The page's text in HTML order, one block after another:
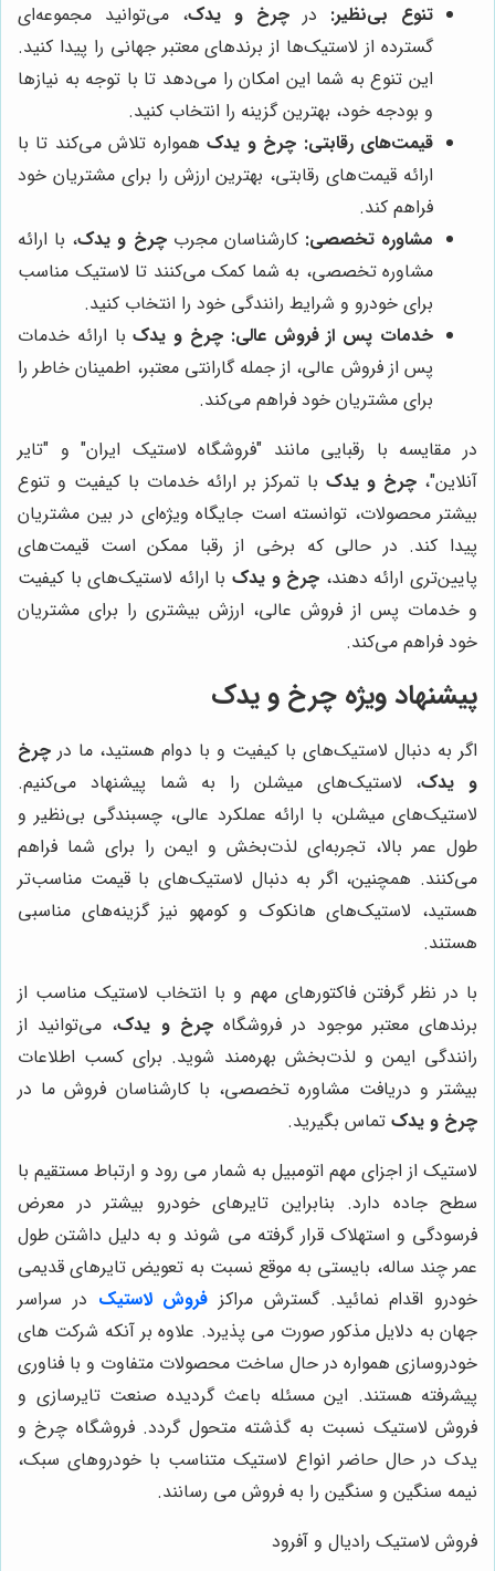
تنوع بی‌نظیر: در چرخ و یدک، می‌توانید مجموعه‌ای
گسترده از لاستیک‌ها از برندهای معتبر جهانی را پیدا کنید.
این تنوع به شما این امکان را می‌دهد تا با توجه به نیازها
و بودجه خود، بهترین گزینه را انتخاب کنید.
قیمت‌های رقابتی: چرخ و یدکهمواره تلاش می‌کند تا با
ارائه قیمت‌های رقابتی، بهترین ارزش را برای مشتریان خود
فراهم کند.
مشاوره تخصصی: کارشناسان مجربچرخ و یدک، با ارائه
مشاوره تخصصی، به شما کمک می‌کنند تا لاستیک مناسب
برای خودرو و شرایط رانندگی خود را انتخاب کنید.
خدمات پس از فروش عالی: چرخ و یدکبا ارائه خدمات
پس از فروش عالی، از جمله گارانتی معتبر، اطمینان خاطر را
برای مشتریان خود فراهم می‌کند.
در مقایسه با رقبایی مانند "فروشگاه لاستیک ایران" و "تایر
آنلاین"، چرخ و یدک با تمرکز بر ارائه خدمات با کیفیت و تنوع
بیشتر محصولات، توانسته است جایگاه ویژه‌ای در بین مشتریان
پیدا کند. در حالی که برخی از رقبا ممکن است قیمت‌های
پایین‌تری ارائه دهند، چرخ و یدک با ارائه لاستیک‌های با کیفیت
و خدمات پس از فروش عالی، ارزش بیشتری را برای مشتریان
خود فراهم می‌کند.
پیشنهاد ویژه چرخ و یدک
اگر به دنبال لاستیک‌های با کیفیت و با دوام هستید، ما در چرخ
و یدک، لاستیک‌های میشلن را به شما پیشنهاد می‌کنیم.
لاستیک‌های میشلن، با ارائه عملکرد عالی، چسبندگی بی‌نظیر و
طول عمر بالا، تجربه‌ای لذت‌بخش و ایمن را برای شما فراهم
می‌کنند. همچنین، اگر به دنبال لاستیک‌های با قیمت مناسب‌تر
هستید، لاستیک‌های هانکوک و کومهو نیز گزینه‌های مناسبی
هستند.
با در نظر گرفتن فاکتورهای مهم و با انتخاب لاستیک مناسب از
برندهای معتبر موجود در فروشگاهچرخ و یدک، می‌توانید از
رانندگی ایمن و لذت‌بخش بهره‌مند شوید. برای کسب اطلاعات
بیشتر و دریافت مشاوره تخصصی، با کارشناسان فروش ما در
چرخ و یدک تماس بگیرید.
لاستیک از اجزای مهم اتومبیل به شمار می رود و ارتباط مستقیم با
سطح جاده دارد. بنابراین تایرهای خودرو بیشتر در معرض
فرسودگی و استهلاک قرار گرفته می شوند و به دلیل داشتن طول
عمر چند ساله، بایستی به موقع نسبت به تعویض تایرهای قدیمی
خودرو اقدام نمائید. گسترش مراکز فروش لاستیک در سراسر
جهان به دلایل مذکور صورت می پذیرد. علاوه بر آنکه شرکت های
خودروسازی همواره در حال ساخت محصولات متفاوت و با فناوری
پیشرفته هستند. این مسئله باعث گردیده صنعت تایرسازی و
فروش لاستیک نسبت به گذشته متحول گردد. فروشگاه چرخ و
یدک در حال حاضر انواع لاستیک متناسب با خودروهای سبک،
نیمه سنگین و سنگین را به فروش می رسانند.
فروش لاستیک رادیال و آفرود